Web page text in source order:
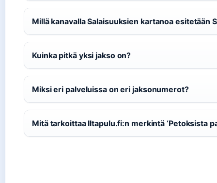
Millä kanavalla Salaisuuksien kartanoa esitetään
Kuinka pitkä yksi jakso on?
Miksi eri palveluissa on eri jaksonumerot?
Mitä tarkoittaa Iltapulu.fi:n merkintä ‘Petoksista